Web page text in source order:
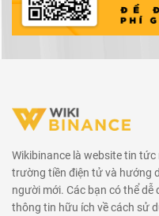
Wikibinance là website tin
trường tiền điện tử và hướng
người mới. Các bạn có thể
thông tin hữu ích về cách sử